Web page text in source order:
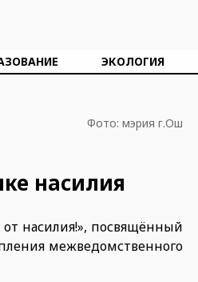
ЭКОЛОГИЯ
Фото: мэрия г.Ош
насилия
насилия!», посвящённый
межведомственного